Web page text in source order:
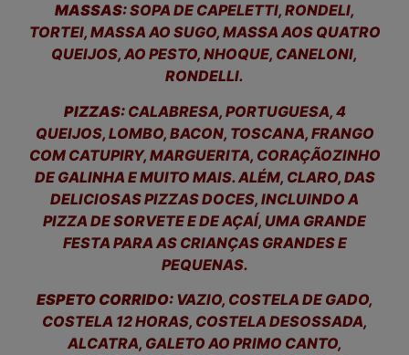
MASSAS:SOPA DE CAPELETTI, RONDELI,
TORTEI, MASSA AO SUGO, MASSA AOS QUATRO
QUEIJOS, AO PESTO, NHOQUE, CANELONI,
RONDELLI.
PIZZAS:CALABRESA, PORTUGUESA, 4
QUEIJOS, LOMBO, BACON, TOSCANA, FRANGO
COM CATUPIRY, MARGUERITA, CORAÇÃOZINHO
DE GALINHA E MUITO MAIS. ALÉM, CLARO, DAS
DELICIOSAS PIZZAS DOCES, INCLUINDO A
PIZZA DE SORVETE E DE AÇAÍ, UMA GRANDE
FESTA PARA AS CRIANÇAS GRANDES E
PEQUENAS.
ESPETO CORRIDO:VAZIO, COSTELA DE GADO,
COSTELA 12 HORAS, COSTELA DESOSSADA,
ALCATRA, GALETO AO PRIMO CANTO,